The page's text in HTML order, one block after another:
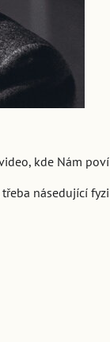
kde Nám
násedující